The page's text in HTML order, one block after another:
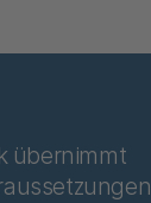
übernimmt